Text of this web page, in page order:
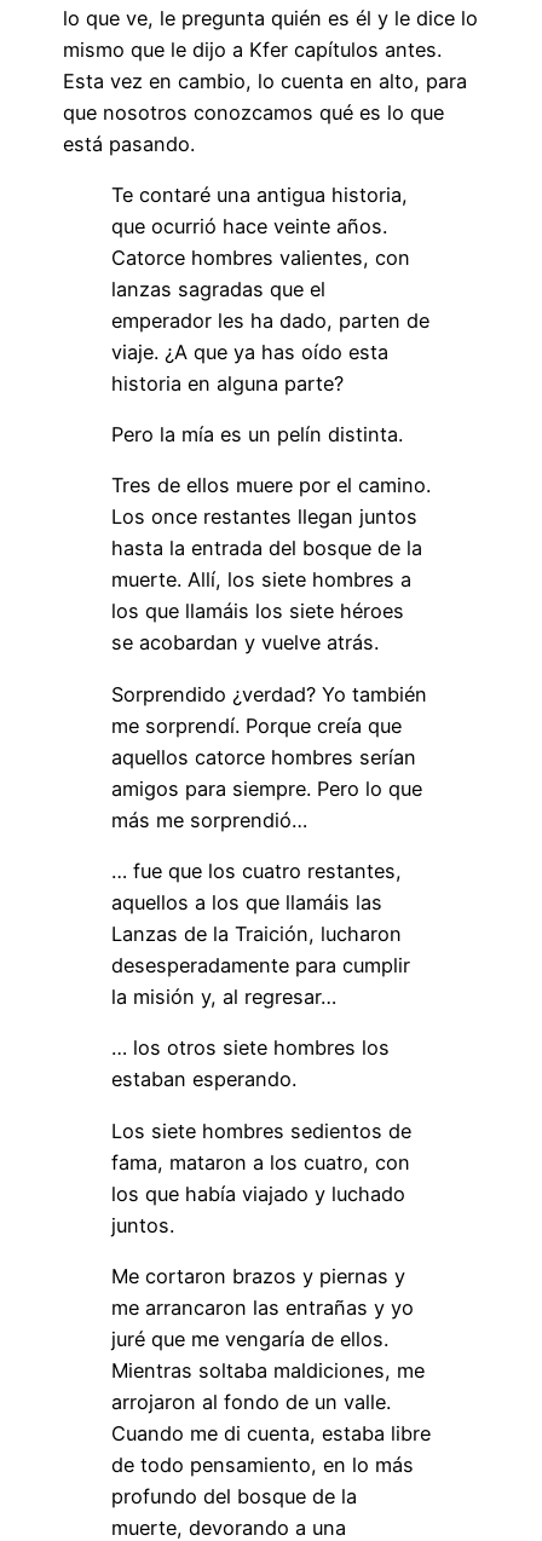
lo que ve, le pregunta quién es él y le dice lo
mismo que le dijo a Kfer capítulos antes.
Esta vez en cambio, lo cuenta en alto, para
que nosotros conozcamos qué es lo que
está pasando.
Te contaré una antigua historia,
que ocurrió hace veinte años.
Catorce hombres valientes, con
lanzas sagradas que el
emperador les ha dado, parten de
viaje. ¿A que ya has oído esta
historia en alguna parte?
Pero la mía es un pelín distinta.
Tres de ellos muere por el camino.
Los once restantes llegan juntos
hasta la entrada del bosque de la
muerte. Allí, los siete hombres a
los que llamáis los siete héroes
se acobardan y vuelve atrás.
Sorprendido ¿verdad? Yo también
me sorprendí. Porque creía que
aquellos catorce hombres serían
amigos para siempre. Pero lo que
más me sorprendió…
… fue que los cuatro restantes,
aquellos a los que llamáis las
Lanzas de la Traición, lucharon
desesperadamente para cumplir
la misión y, al regresar…
… los otros siete hombres los
estaban esperando.
Los siete hombres sedientos de
fama, mataron a los cuatro, con
los que había viajado y luchado
juntos.
Me cortaron brazos y piernas y
me arrancaron las entrañas y yo
juré que me vengaría de ellos.
Mientras soltaba maldiciones, me
arrojaron al fondo de un valle.
Cuando me di cuenta, estaba libre
de todo pensamiento, en lo más
profundo del bosque de la
muerte, devorando a una